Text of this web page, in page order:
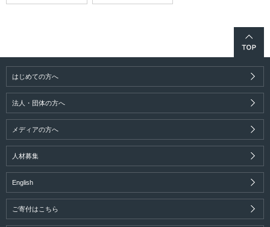
はじめての方へ
法人・団体の方へ
メディアの方へ
人材募集
English
ご寄付はこちら